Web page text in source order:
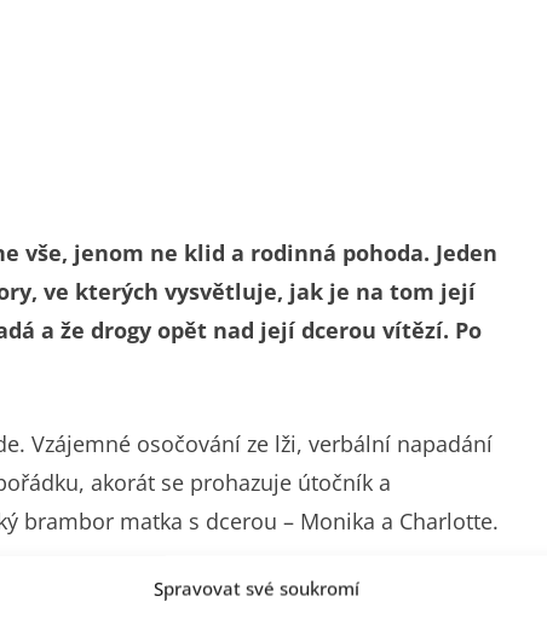
Spravovat své soukromí
vše, jenom ne klid a rodinná pohoda. Jeden
ve kterých vysvětluje, jak je na tom její
a že drogy opět nad její dcerou vítězí. Po
Vzájemné osočování ze lži, verbální napadání
akorát se prohazuje útočník a
brambor matka s dcerou – Monika a Charlotte.